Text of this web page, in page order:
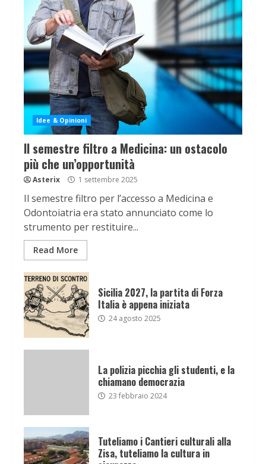
Idee & Opinioni
Il semestre filtro a Medicina: un ostacolo
più che un’opportunità
Asterix 1 settembre 2025
Il semestre filtro per l’accesso a Medicina e
Odontoiatria era stato annunciato come lo
strumento per restituire...
Read More
Sicilia 2027, la partita di Forza
Italia è appena iniziata
24 agosto 2025
La polizia picchia gli studenti, e la
chiamano democrazia
23 febbraio 2024
Tuteliamo i Cantieri culturali alla
Zisa, tuteliamo la cultura in